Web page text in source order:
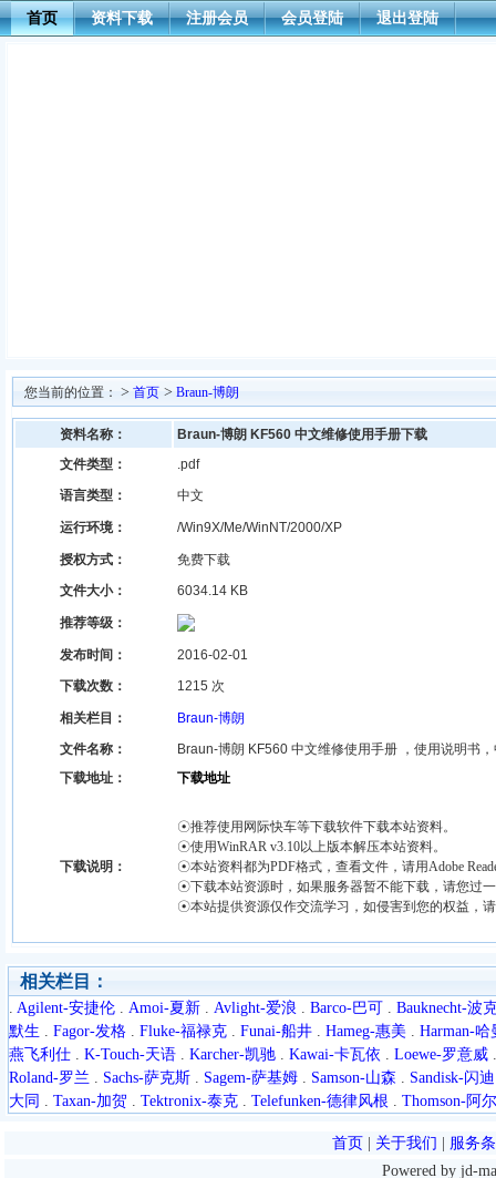
首页 资料下载 注册会员 会员登陆 退出登陆
您当前的位置： > 首页 > Braun-博朗
资料名称：
Braun-博朗 KF560 中文维修使用手册下载
文件类型：
.pdf
语言类型：
中文
运行环境： /Win9X/Me/WinNT/2000/XP
授权方式：
免费下载
文件大小：
6034.14 KB
推荐等级：
发布时间：
2016-02-01
下载次数：
1215 次
相关栏目 ：
Braun-博朗
文件名称 ：
Braun-博朗 KF560 中文维修使用手册 ，使用说明书
下载地址：
下载地址
下载说明：
☉推荐使用网际快车等下载软件下载本站资料。
☉使用WinRAR v3.10以上版本解压本站资料。
☉本站资料都为PDF格式，查看文件，请用Adobe
☉下载本站资源时，如果服务器暂不能下载，请您过
☉本站提供资源仅作交流学习，如侵害到您的权益，
相关栏目：
. Agilent-安捷伦 . Amoi-夏新 . Avlight-爱浪 . Barco-巴可 . Bauknecht-波
默生 . Fagor-发格 . Fluke-福禄克 . Funai-船井 . Hameg-惠美 . Harman-哈
燕飞利仕 . K-Touch-天语 . Karcher-凯驰 . Kawai-卡瓦依 . Loewe-罗意威
Roland-罗兰 . Sachs-萨克斯 . Sagem-萨基姆 . Samson-山森 . Sandisk-闪迪
大同 . Taxan-加贺 . Tektronix-泰克 . Telefunken-德律风根 . Thomson-阿
首页 关于我们
服务
Powered by jd-